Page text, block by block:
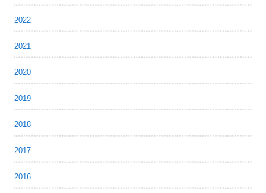
2022
2021
2020
2019
2018
2017
2016